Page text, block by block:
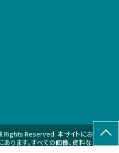
Reserved. 本サイトにおけるすべ
ります。すべての画像、資料などのデー